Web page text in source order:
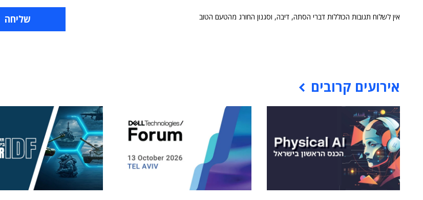
אין לשלוח תגובות הכוללות דברי הסתה, דיבה, וסגנון החורג מהטעם הטוב
אירועים קרובים